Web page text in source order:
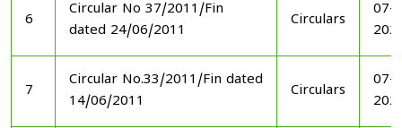
6
Circular No 37/2011/Fin
dated 24/06/2011
Circulars
07-
7
Circular No.33/2011/Fin dated
14/06/2011
Circulars
07-